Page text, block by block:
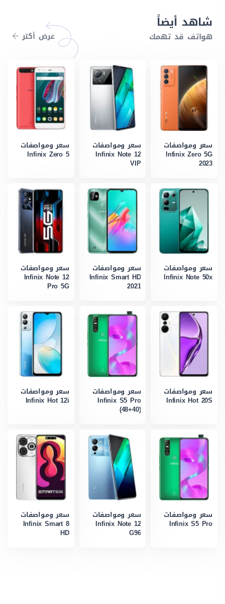
شاهد أيضاً
هواتف قد تهمك عرض أكتر
سعر ومواصفات
Infinix Zero 5G
2023
سعر ومواصفات
Infinix Note 12
VIP
سعر ومواصفات
Infinix Zero 5
سعر ومواصفات
Infinix Note 50x
سعر ومواصفات
Infinix Smart HD
2021
سعر ومواصفات
Infinix Note 12
Pro 5G
سعر ومواصفات
Infinix Hot 20S
سعر ومواصفات
Infinix S5 Pro
(48+40)
سعر ومواصفات
Infinix Hot 12i
سعر ومواصفات
Infinix S5 Pro
سعر ومواصفات
Infinix Note 12
G96
سعر ومواصفات
Infinix Smart 8
HD